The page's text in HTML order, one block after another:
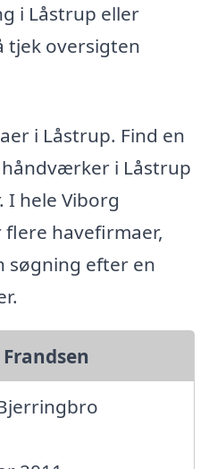
i Låstrup eller
tjek oversigten
i Låstrup. Find en
i Låstrup
I hele Viborg
havefirmaer,
søgning efter en